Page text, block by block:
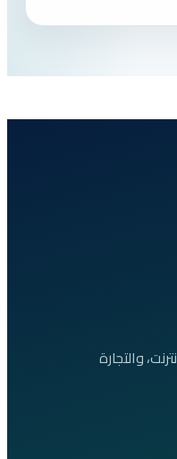
والتجارة